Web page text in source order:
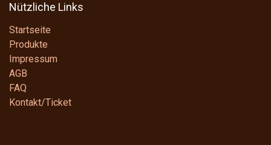
Nützliche Links
Startseite
Produkte
Impressum
AGB
FAQ
Kontakt/Ticket